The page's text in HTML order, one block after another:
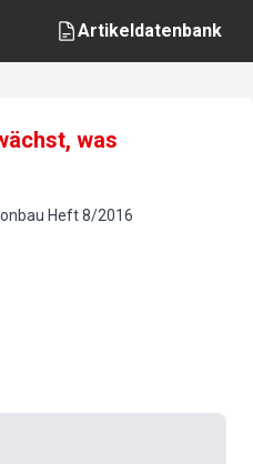
Artikeldatenbank
was
Heft8/2016